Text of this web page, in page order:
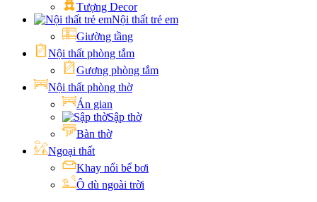
Tượng Decor
Nội thất trẻ em
Giường tầng
Nội thất phòng tắm
Gương phòng tắm
Nội thất phòng thờ
Án gian
Sập thờ
Bàn thờ
Ngoại thất
Khay nổi bể bơi
Ô dù ngoài trời